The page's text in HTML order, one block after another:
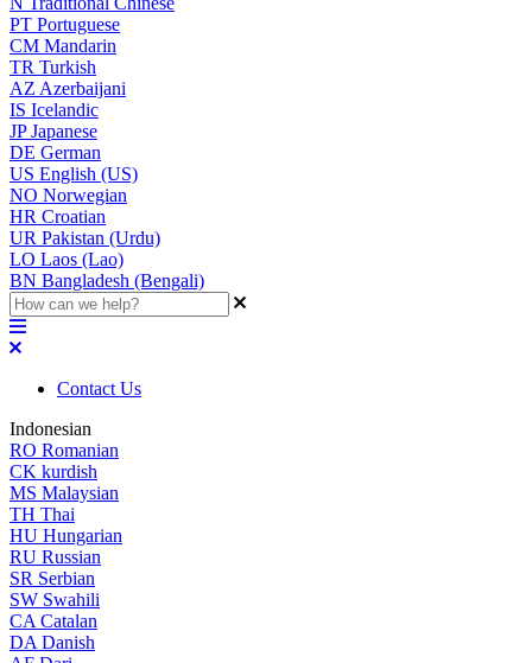
PT Portuguese
CM Mandarin
TR Turkish
AZ Azerbaijani
IS Icelandic
JPJapanese
DE German
US English (US)
NO Norwegian
HR Croatian
UR Pakistan (Urdu)
LO Laos (Lao)
BN Bangladesh (Bengali)
Contact Us
Indonesian
RO Romanian
CK kurdish
MS Malaysian
TH Thai
HU Hungarian
RU Russian
SR Serbian
SW Swahili
CA Catalan
DA Danish